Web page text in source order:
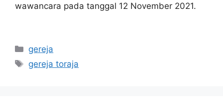
wawancara pada tanggal 12 November 2021.
Categories
gereja
Tags
gereja toraja